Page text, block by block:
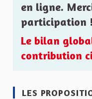
en ligne.
participation !
Le bilan
contribution
LES